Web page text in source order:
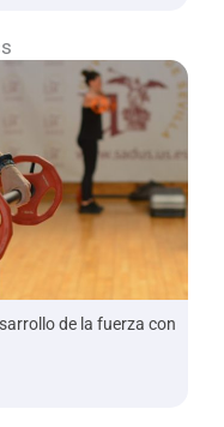
de la fuerza con